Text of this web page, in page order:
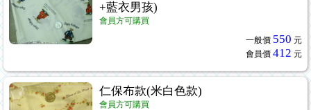
+藍衣男孩)
會員方可購買
一般價 550 元
會員價 412 元
仁保布款(米白色款)
會員方可購買